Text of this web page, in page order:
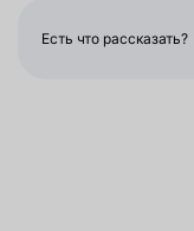
Есть что рассказать?